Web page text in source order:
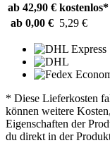
ab 42,90 € kostenlos*
ab 0,00 € 5,29 €
* Diese Lieferkosten
können weitere
Eigenschaften der
du direkt in der